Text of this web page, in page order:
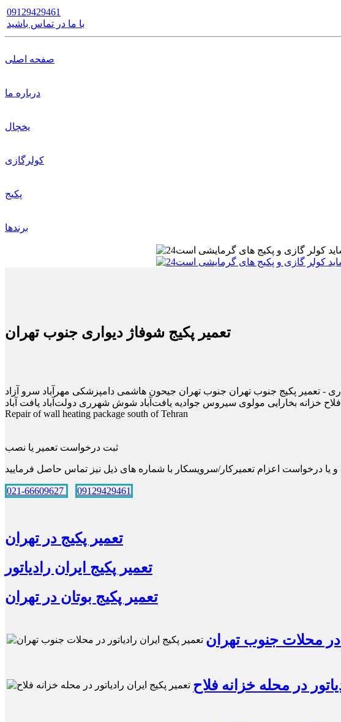
09129429461
با ما در تماس باشید
صفحه اصلی
درباره ما
یخچال
کولرگازی
پکیج
برندها
تعمیر پکیج شوفاژ دیواری جنوب تهران
- تعمیر پکیج جنوب تهران جنوب تهران جیحون هاشمی دامپزشکی مهرآباد سرو آزاد
فلاح خزانه بخارایی مولوی سیروس جوادیه یافت‌آباد شوش شهرری دولت‌آباد یافت آباد
Repair of wall heating package south of Tehran
ثبت درخواست تعمیر یا نصب
021-66609627 09129429461
تعمیر پکیج در تهران
تعمیر پکیج ایران رادیاتور
تعمیر پکیج بوتان در تهران
در محلات جنوب تهران
در محله خزانه فلاح